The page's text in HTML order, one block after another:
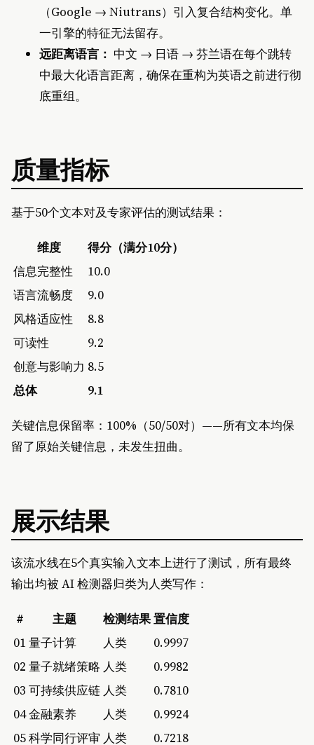
（Google → Niutrans）引入复合结构变化。单
一引擎的特征无法留存。
远距离语言： 中文 → 日语 → 芬兰语在每个跳转
中最大化语言距离，确保在重构为英语之前进行彻
底重组。
质量指标
基于50个文本对及专家评估的测试结果：
维度
得分（满分10分）
信息完整性
10.0
语言流畅度
9.0
风格适应性
8.8
可读性
9.2
创意与影响力 8.5
总体
9.1
关键信息保留率：100%（50/50对）——所有文本均保
留了原始关键信息，未发生扭曲。
展示结果
该流水线在5个真实输入文本上进行了测试，所有最终
输出均被 AI 检测器归类为人类写作：
# 主题 检测结果置信度
01 量子计算 人类
0.9997
02 量子就绪策略 人类
0.9982
03 可持续供应链 人类
0.7810
04金融素养 人类
0.9924
05科学同行评审 人类 0.7218